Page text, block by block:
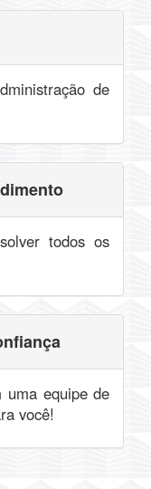
de
todos os
uma equipe de
você!